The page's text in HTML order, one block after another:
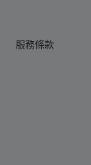
服務條款